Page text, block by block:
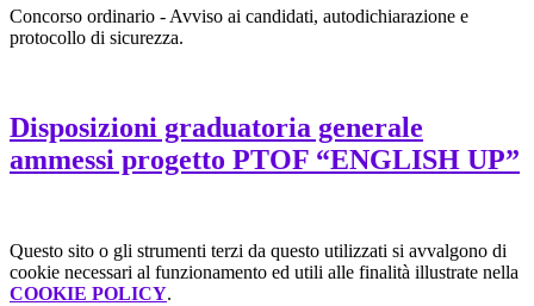
Concorso ordinario - Avviso ai candidati, autodichiarazione e
protocollo di sicurezza.
Disposizioni graduatoria generale
ammessi progetto PTOF “ENGLISH UP”
Questo sito o gli strumenti terzi da questo utilizzati si avvalgono di
cookie necessari al funzionamento ed utili alle finalità illustrate nella
COOKIE POLICY.